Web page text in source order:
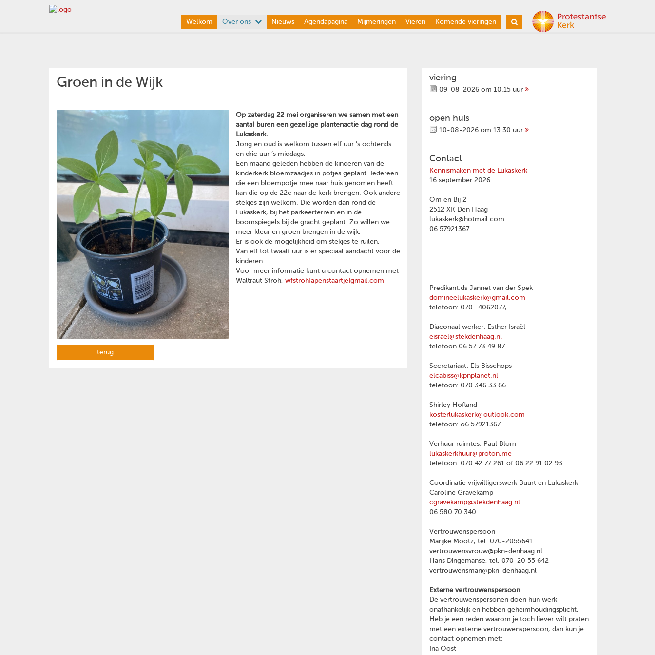
Welkom Over ons Nieuws Agendapagina Mijmeringen Vieren Komende vieringen
Groen in de Wijk
Op zaterdag 22 mei organiseren we samen met een
aantal buren een gezellige plantenactie dag rond de
Lukaskerk.
Jong en oud is welkom tussen elf uur ’s ochtends
en drie uur ’s middags.
Een maand geleden hebben de kinderen van de
kinderkerk bloemzaadjes in potjes geplant. Iedereen
die een bloempotje mee naar huis genomen heeft
kan die op de 22e naar de kerk brengen. Ook andere
stekjes zijn welkom. Die worden dan rond de
Lukaskerk, bij het parkeerterrein en in de
boomspiegels bij de gracht geplant. Zo willen we
meer kleur en groen brengen in de wijk.
Er is ook de mogelijkheid om stekjes te ruilen.
Van elf tot twaalf uur is er speciaal aandacht voor de
kinderen.
Voor meer informatie kunt u contact opnemen met
Waltraut Stroh, wfstroh[apenstaartje]gmail.com
terug
viering
09-08-2026 om 10.15 uur
open huis
10-08-2026 om 13.30 uur
Contact
Kennismaken met de Lukaskerk
16 september 2026
Om en Bij 2
2512 XK Den Haag
lukaskerk@hotmail.com
06 57921367
Predikant:ds Jannet van der Spek
domineelukaskerk@gmail.com
telefoon: 070- 4062077,
Diaconaal werker: Esther Israël
eisrael@stekdenhaag.nl
telefoon 06 57 73 49 87
Secretariaat: Els Bisschops
elcabiss@kpnplanet.nl
telefoon: 070 346 33 66
Shirley Hofland
kosterlukaskerk@outlook.com
telefoon: o6 57921367
Verhuur ruimtes: Paul Blom
lukaskerkhuur@proton.me
telefoon: 070 42 77 261 of 06 22 91 02 93
Coordinatie vrijwilligerswerk Buurt en Lukaskerk
Caroline Gravekamp
cgravekamp@stekdenhaag.nl
06 580 70 340
Vertrouwenspersoon
Marijke Mootz, tel. 070-2055641
vertrouwensvrouw@pkn-denhaag.nl
Hans Dingemanse, tel. 070-20 55 642
vertrouwensman@pkn-denhaag.nl
Externe vertrouwenspersoon
De vertrouwenspersonen doen hun werk
onafhankelijk en hebben geheimhoudingsplicht.
Heb je een reden waarom je toch liever wilt praten
met een externe vertrouwenspersoon, dan kun je
contact opnemen met:
Ina Oost